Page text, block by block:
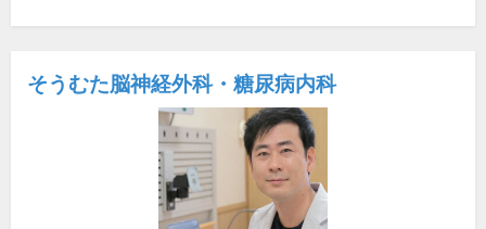
そうむた脳神経外科・糖尿病内科